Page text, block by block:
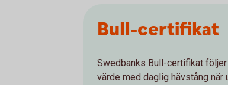
Bull-certifikat
Swedbanks Bull-certifikat
värde med daglig hävstång